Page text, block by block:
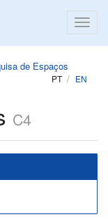
de Espaços
PT EN
C4